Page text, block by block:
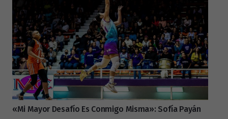
«Mi Mayor Desafío Es Conmigo Misma»: Sofía Payán